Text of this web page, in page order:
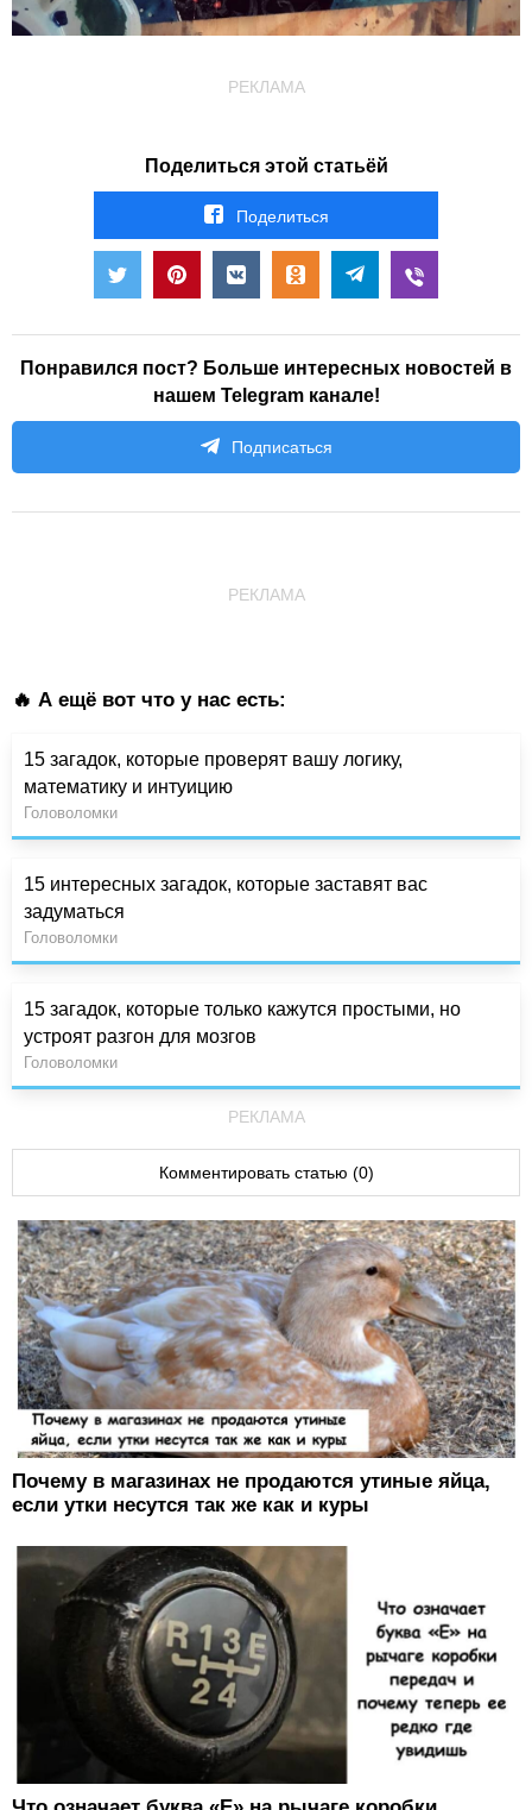
РЕКЛАМА
Поделиться этой статьёй
Поделиться
Понравился пост? Больше интересных новостей в
нашем Telegram канале!
Подписаться
РЕКЛАМА
🔥 А ещё вот что у нас есть:
15 загадок, которые проверят вашу логику,
математику и интуицию
Головоломки
15 интересных загадок, которые заставят вас
задуматься
Головоломки
15 загадок, которые только кажутся простыми, но
устроят разгон для мозгов
Головоломки
РЕКЛАМА
Комментировать статью (0)
Почему в магазинах не продаются утиные яйца,
если утки несутся так же как и куры